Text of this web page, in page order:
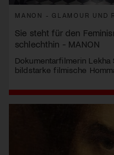
MANON - GLAMOUR UND
Sie steht für den
schlechthin - MANON
Dokumentarfilmerin
bildstarke filmische